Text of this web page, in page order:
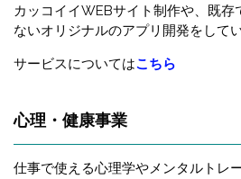
カッコイイWEBサイト制作や、既存
ないオリジナルのアプリ開発をして
サービスについてはこちら
心理・健康事業
仕事で使える心理学やメンタルトレ